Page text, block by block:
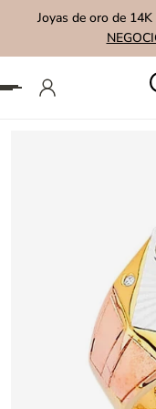
CONTENIDO
Joyas de oro de